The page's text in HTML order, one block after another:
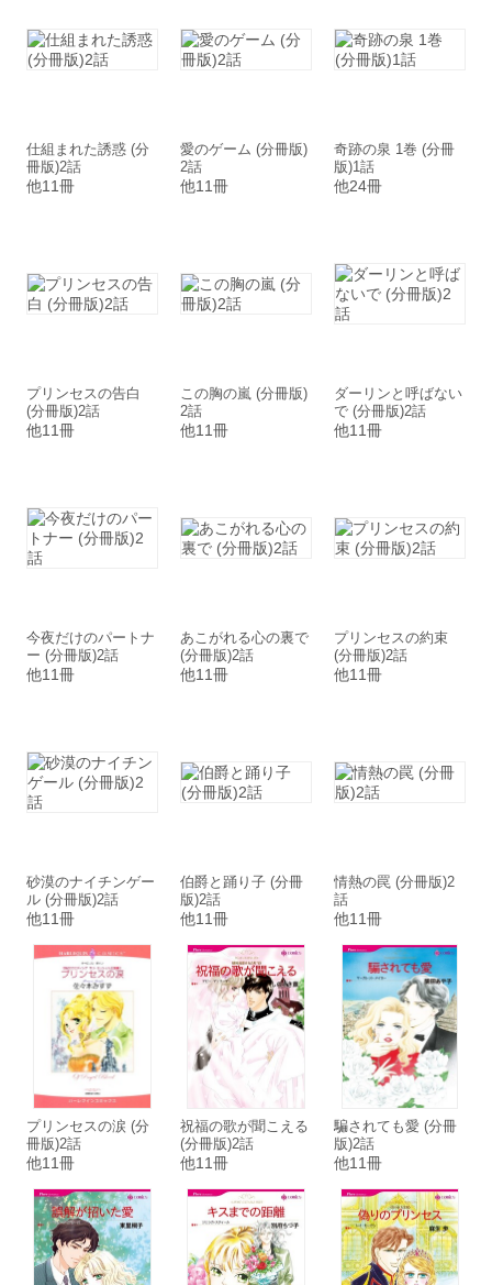
仕組まれた誘惑 (分
冊版)2話
他11冊
愛のゲーム (分冊版)
2話
他11冊
奇跡の泉 1巻 (分冊
版)1話
他24冊
プリンセスの告白
(分冊版)2話
他11冊
この胸の嵐 (分冊版)
2話
他11冊
ダーリンと呼ばない
で (分冊版)2話
他11冊
今夜だけのパートナ
ー (分冊版)2話
他11冊
あこがれる心の裏で
(分冊版)2話
他11冊
プリンセスの約束
(分冊版)2話
他11冊
砂漠のナイチンゲー
ル (分冊版)2話
他11冊
伯爵と踊り子 (分冊
版)2話
他11冊
情熱の罠 (分冊版)2
話
他11冊
プリンセスの涙 (分
冊版)2話
他11冊
祝福の歌が聞こえる
(分冊版)2話
他11冊
騙されても愛 (分冊
版)2話
他11冊